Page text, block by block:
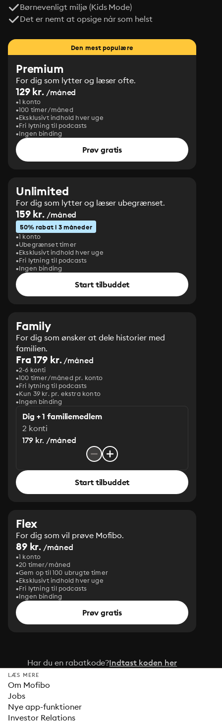
-- Band 1: Ein Kleid aus Seide und Sternen
-- Band 2: Bestickt mit den Tränen des Mondes
Børnevenligt miljø (Kids Mode)
Det er nemt at opsige når som helst
Den mest populære
Premium
For dig som lytter og læser ofte.
129 kr. /måned
1 konto
100 timer/måned
Eksklusivt indhold hver uge
Fri lytning til podcasts
Ingen binding
Prøv gratis
Unlimited
For dig som lytter og læser ubegrænset.
159 kr. /måned
50% rabat i 3 måneder
1 konto
Ubegrænset timer
Eksklusivt indhold hver uge
Fri lytning til podcasts
Ingen binding
Start tilbuddet
Family
For dig som ønsker at dele historier med
familien.
Fra 179 kr./måned
2-6 konti
100 timer/måned pr. konto
Fri lytning til podcasts
Kun 39 kr. pr. ekstra konto
Ingen binding
Dig + 1 familiemedlem
2 konti
179 kr. /måned
Start tilbuddet
Flex
For dig som vil prøve Mofibo.
89 kr. /måned
1 konto
20 timer/måned
Gem op til 100 ubrugte timer
Eksklusivt indhold hver uge
Fri lytning til podcasts
Ingen binding
Prøv gratis
Har du en rabatkode?Indtast koden her
LÆS MERE
Om Mofibo
Jobs
Nye app-funktioner
Investor Relations